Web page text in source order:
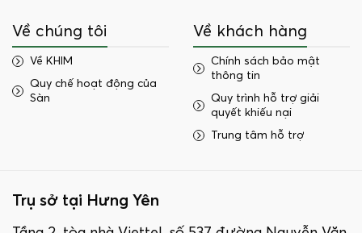
Về chúng tôi
Về KHIM
Quy chế hoạt động của
Sàn
Về khách hàng
Chính sách bảo mật
thông tin
Quy trình hỗ trợ giải
quyết khiếu nại
Trung tâm hỗ trợ
Trụ sở tại Hưng Yên